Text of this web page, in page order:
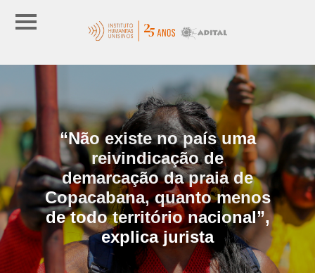
“Não existe no país uma
reivindicação de
demarcação da praia de
Copacabana, quanto menos
de todo território nacional”,
explica jurista